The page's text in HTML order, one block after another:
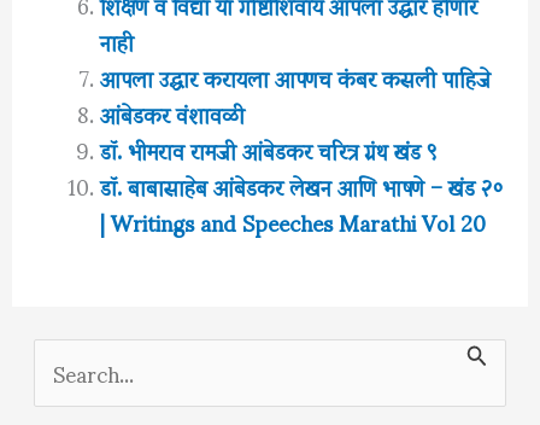
नाही
आपला उद्धार करायला आपणच कंबर कसली पाहिजे
आंबेडकर वंशावळी
डॉ. भीमराव रामजी आंबेडकर चरित्र ग्रंथ खंड ९
डॉ. बाबासाहेब आंबेडकर लेखन आणि भाषणे – खंड २०
| Writings and Speeches Marathi Vol 20
S
e